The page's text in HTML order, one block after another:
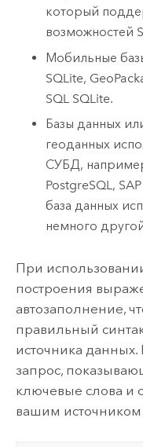
который
возможностей
Мобильные
SQLite,
SQL SQLite.
Базы данных
геоданных
СУБД,
PostgreSQL,
база данных
немного
При
построения
автозаполнение,
правильный
источника
запрос,
ключевые слова и
вашим